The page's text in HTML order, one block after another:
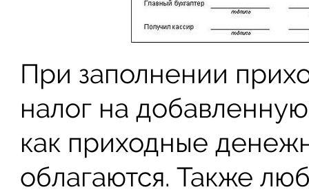
При заполнении
налог на
как приходные
облагаются. Также